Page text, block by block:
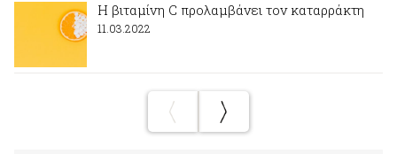
Η βιταμίνη C προλαμβάνει τον καταρράκτη
11.03.2022